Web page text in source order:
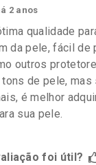
2 anos
qualidade
da pele, fácil de
outros
de pele, mas
é melhor
sua pele.
foi útil?